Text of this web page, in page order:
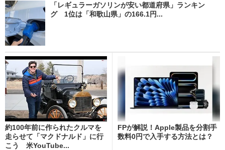
「レギュラーガソリンが安い都道府県」ランキン
グ 1位は「和歌山県」の166.1円...
約100年前に作られたクルマを
走らせて「マクドナルド」に行
こう 米YouTube...
FPが解説！Apple製品を分割手
数料0円で入手する方法とは？